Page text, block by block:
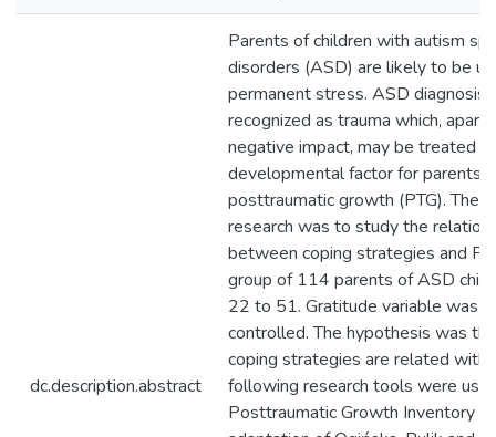
dc.description.abstract
Parents of children with autism
disorders (ASD) are likely to be
permanent stress. ASD diagnosis
recognized as trauma which, apart
negative impact, may be treated
developmental factor for parents
posttraumatic growth (PTG). The
research was to study the
between coping strategies and
group of 114 parents of ASD
22 to 51. Gratitude variable was
controlled. The hypothesis was
coping strategies are related with
following research tools were
Posttraumatic Growth Inventory